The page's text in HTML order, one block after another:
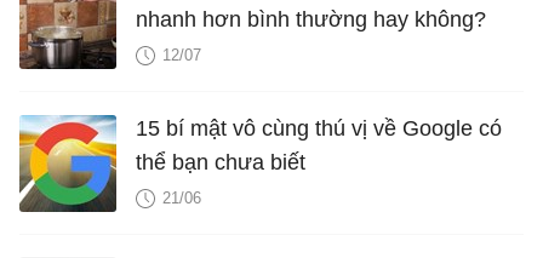
nhanh hơn bình thường hay không?
12/07
15 bí mật vô cùng thú vị về Google có
thể bạn chưa biết
21/06